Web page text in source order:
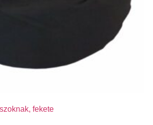
fekete